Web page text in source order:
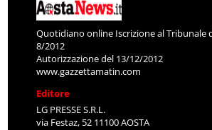
Quotidiano online Iscrizione al Tribunale
8/2012
Autorizzazione del 13/12/2012
www.gazzettamatin.com
Editore
LG PRESSE S.R.L.
via Festaz, 52 11100 AOSTA